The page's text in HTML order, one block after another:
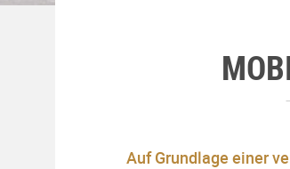
Auf Grundlage einer